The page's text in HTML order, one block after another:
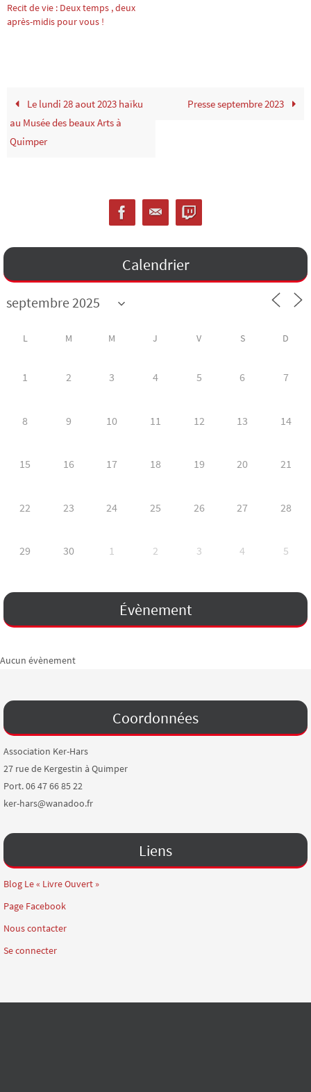
Recit de vie : Deux temps , deux
après-midis pour vous !
Le lundi 28 aout 2023 haïku
au Musée des beaux Arts à
Quimper
Presse septembre 2023
Calendrier
L M M J V S D
1 2 3 4 5 6 7
8 9 10 11 12 13 14
15 16 17 18 19 20 21
22 23 24 25 26 27 28
29 30 1 2 3 4 5
Évènement
Aucun évènement
Coordonnées
Association Ker-Hars
27 rue de Kergestin à Quimper
Port. 06 47 66 85 22
ker-hars@wanadoo.fr
Liens
Blog Le « Livre Ouvert »
Page Facebook
Nous contacter
Se connecter